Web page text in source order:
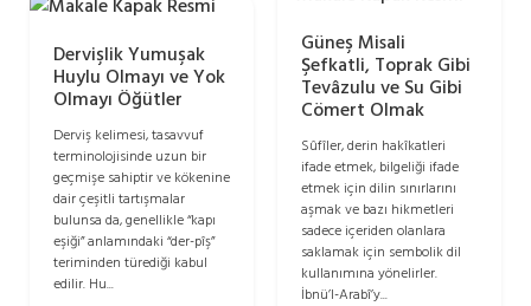
Dervişlik Yumuşak
Huylu Olmayı ve Yok
Olmayı Öğütler
Derviş kelimesi, tasavvuf
terminolojisinde uzun bir
geçmişe sahiptir ve kökenine
dair çeşitli tartışmalar
bulunsa da, genellikle “kapı
eşiği” anlamındaki “der-pîş”
teriminden türediği kabul
edilir. Hu...
Güneş Misali
Şefkatli, Toprak Gibi
Tevâzulu ve Su Gibi
Cömert Olmak
Sûfîler, derin hakîkatleri
ifade etmek, bilgeliği ifade
etmek için dilin sınırlarını
aşmak ve bazı hikmetleri
sadece içeriden olanlara
saklamak için sembolik dil
kullanımına yönelirler.
İbnü’l-Arabî’y...